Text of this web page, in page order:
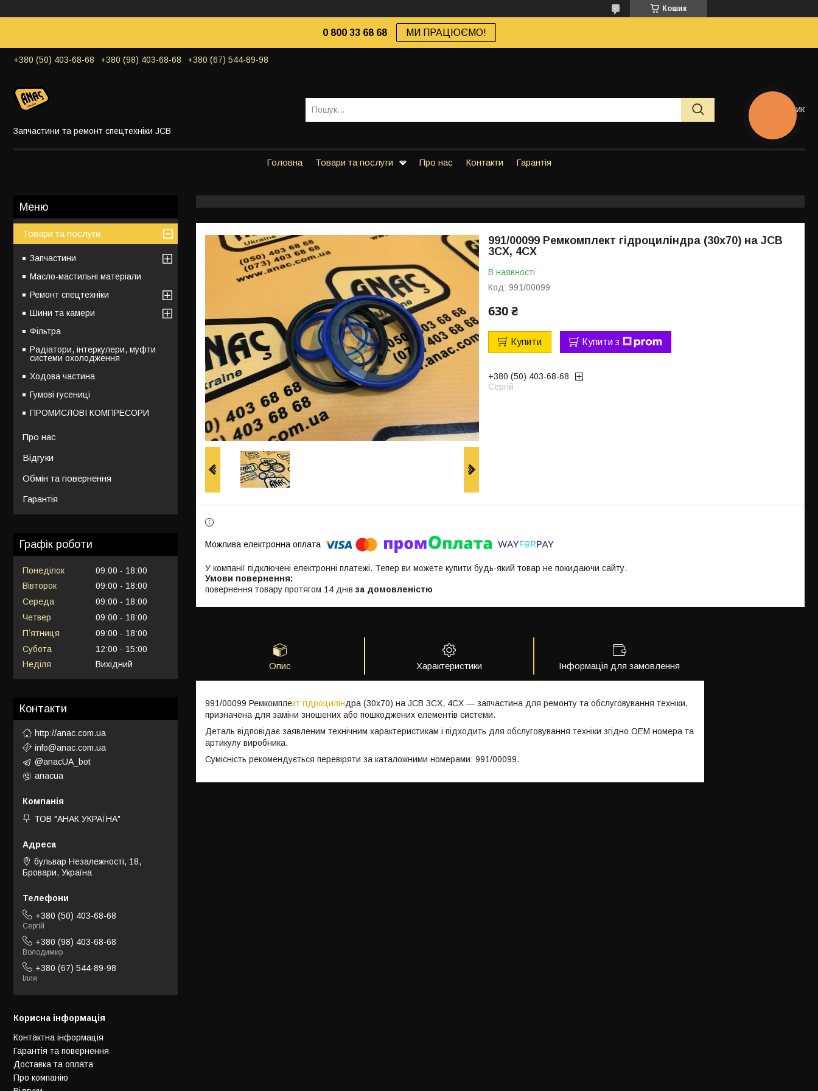
Кошик
0 800 33 68 68 МИ ПРАЦЮЄМО!
+380 (50) 403-68-68 +380 (98) 403-68-68 +380 (67) 544-89-98
Запчастини та ремонт спецтехніки JCB
Кошик
Головна Товари та послуги Про нас Контакти Гарантія
991/00099 Ремкомплект гідроциліндра (30x70) на JCB
3CX, 4CX
В наявності
Код: 991/00099
630 ₴
Купити Купити з
+380 (50) 403-68-68
Сергій
У компанії підключені електронні платежі. Тепер ви можете купити будь-який товар не покидаючи сайту.
повернення товару протягом 14 днів за домовленістю
Опис Характеристики Інформація для замовлення
991/00099 Ремкомплект гідроциліндра (30x70) на JCB 3CX, 4CX — запчастина для ремонту та обслуговування техніки,
призначена для заміни зношених або пошкоджених елементів системи.
Деталь відповідає заявленим технічним характеристикам і підходить для обслуговування техніки згідно OEM номера та
артикулу виробника.
Сумісність рекомендується перевіряти за каталожними номерами: 991/00099.
Товари та послуги
Запчастини
Масло-мастильні матеріали
Ремонт спецтехніки
Шини та камери
Фільтра
Радіатори, інтеркулери, муфти
системи охолодження
Ходова частина
Гумові гусениці
ПРОМИСЛОВІ КОМПРЕСОРИ
Про нас
Відгуки
Обмін та повернення
Гарантія
Графік роботи
Понеділок 09:00
18:00
Вівторок
09:00
18:00
Середа
09:00
18:00
Четвер
09:00
18:00
Пʼятниця
09:00
18:00
Субота
12:00
15:00
Неділя
Вихідний
Контакти
http://anac.com.ua
info@anac.com.ua
@anacUA_bot
anacua
ТОВ "АНАК УКРАЇНА"
бульвар Незалежності, 18,
Бровари, Україна
+380 (50) 403-68-68
Сергій
+380 (98) 403-68-68
Володимир
+380 (67) 544-89-98
Ілля
Корисна інформація
Контактна інформація
Гарантія та повернення
Доставка та оплата
Про компанію